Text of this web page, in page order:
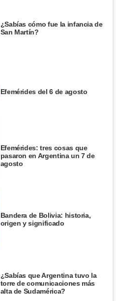
¿Sabías cómo fue la infancia de
San Martín?
Efemérides del 6 de agosto
Efemérides: tres cosas que
pasaron en Argentina un 7 de
agosto
Bandera de Bolivia: historia,
origen y significado
¿Sabías que Argentina tuvo la
torre de comunicaciones más
alta de Sudamérica?